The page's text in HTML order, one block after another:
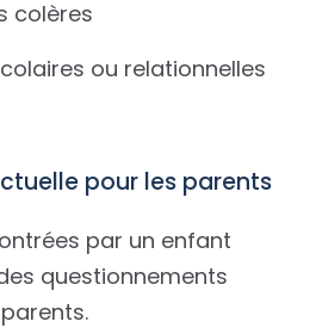
colères
ou relationnelles
pour les parents
par un enfant
questionnements